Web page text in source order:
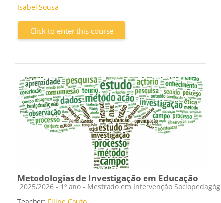
Isabel Sousa
Click to enter this course
Metodologias de Investigação em Educação
Course category
2025/2026 - 1º ano - Mestrado em Intervenção